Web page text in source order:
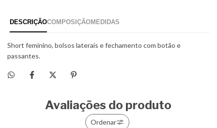
Avaliações do produto
Ordenar